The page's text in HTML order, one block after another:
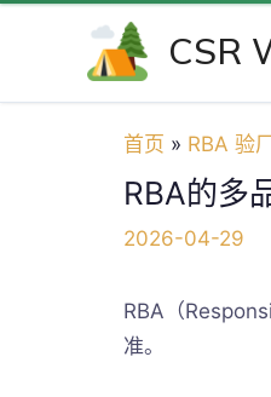
CSR
首页 RBA 验
RBA的多
2026-04-29
RBA（
准。